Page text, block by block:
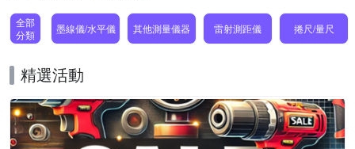
全部
分類
墨線儀/水平儀 其他測量儀器 雷射測距儀 捲尺/量尺
精選活動